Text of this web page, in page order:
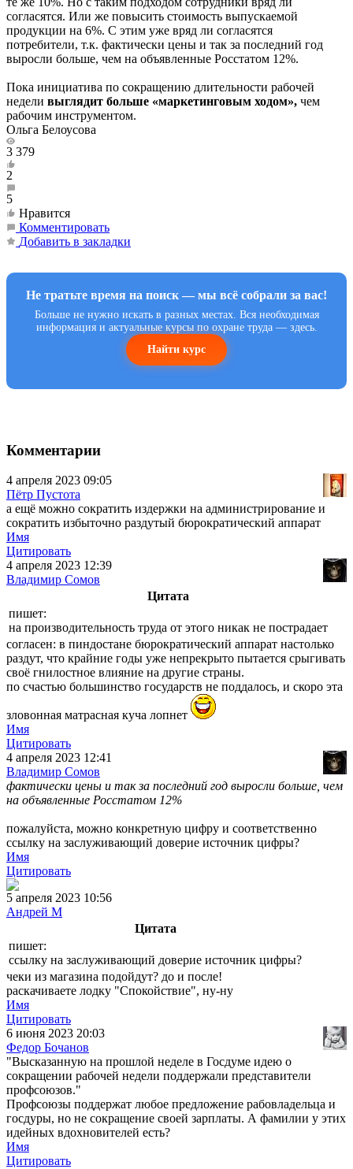
согласятся. Или же повысить стоимость выпускаемой
продукции на 6%. С этим уже вряд ли согласятся
потребители, т.к. фактически цены и так за последний год
выросли больше, чем на объявленные Росстатом 12%.
Пока инициатива по сокращению длительности рабочей
недели выглядит больше «маркетинговым ходом», чем
рабочим инструментом.
Ольга Белоусова
3 379
2
5
Нравится
Комментировать
Добавить в закладки
Не тратьте время на поиск — мы всё собрали за вас!
Больше не нужно искать в разных местах. Вся необходимая
информация и актуальные курсы по охране труда — здесь.
Найти курс
Комментарии
4 апреля 2023 09:05
Пётр Пустота
а ещё можно сократить издержки на администрирование и
сократить избыточно раздутый бюрократический аппарат
Имя
Цитировать
4 апреля 2023 12:39
Владимир Сомов
Цитата
пишет:
на производительность труда от этого никак не пострадает
согласен: в пиндостане бюрократический аппарат настолько
раздут, что крайние годы уже непрекрыто пытается срыгивать
своё гнилостное влияние на другие страны.
по счастью большинство государств не поддалось, и скоро эта
зловонная матрасная куча лопнет
Имя
Цитировать
4 апреля 2023 12:41
Владимир Сомов
фактически цены и так за последний год выросли больше, чем
на объявленные Росстатом 12%
пожалуйста, можно конкретную цифру и соответственно
ссылку на заслуживающий доверие источник цифры?
Имя
Цитировать
5 апреля 2023 10:56
Андрей М
Цитата
пишет:
ссылку на заслуживающий доверие источник цифры?
чеки из магазина подойдут? до и после!
раскачиваете лодку "Спокойствие", ну-ну
Имя
Цитировать
6 июня 2023 20:03
Федор Бочанов
"Высказанную на прошлой неделе в Госдуме идею о
сокращении рабочей недели поддержали представители
профсоюзов."
Профсоюзы поддержат любое предложение рабовладельца и
госдуры, но не сокращение своей зарплаты. А фамилии у этих
идейных вдохновителей есть?
Имя
Цитировать